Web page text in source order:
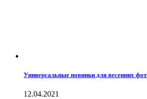
Универсальные новинки для весенних
12.04.2021